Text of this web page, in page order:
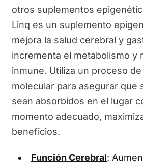
otros suplementos
Linq es un suplemento
mejora la salud cerebral y
incrementa el metabolismo y
inmune. Utiliza un proceso
molecular para asegurar que
sean absorbidos en el lugar
momento adecuado,
beneficios.
Función Cerebral: